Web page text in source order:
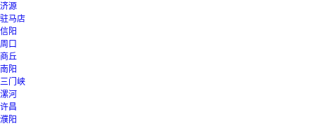
济源
驻马店
信阳
周口
商丘
南阳
三门峡
漯河
许昌
濮阳